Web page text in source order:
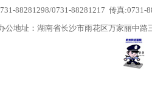
88281298/0731-88281217 传真:0731-
公地址：湖南省长沙市雨花区万家丽中